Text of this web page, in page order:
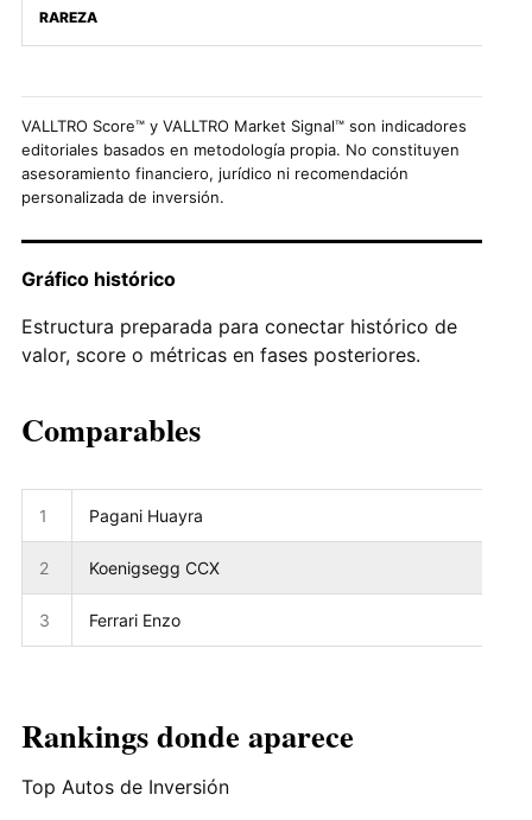
RAREZA
VALLTRO Score™ y VALLTRO Market Signal™ son indicadores
editoriales basados en metodología propia. No constituyen
asesoramiento financiero, jurídico ni recomendación
personalizada de inversión.
Gráfico histórico
Estructura preparada para conectar histórico de
valor, score o métricas en fases posteriores.
Comparables
1 Pagani Huayra
2 Koenigsegg CCX
3 Ferrari Enzo
Rankings donde aparece
Top Autos de Inversión